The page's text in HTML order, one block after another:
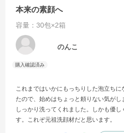
本来の素顔へ
容量：30包×2箱
のんこ
これまではいかにもっちりした泡立ち
たので、始めはちょっと頼りない気がし
しっかり洗ってくれました。しかも優
す。これぞ元祖洗顔材だと思います。